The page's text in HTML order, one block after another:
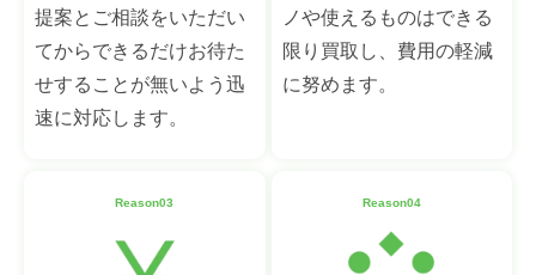
提案とご相談をいただい
てからできるだけお待た
せすることが無いよう迅
速に対応します。
ノや使えるものはできる
限り買取し、費用の軽減
に努めます。
Reason03 Reason04